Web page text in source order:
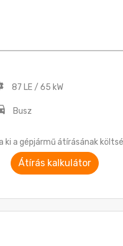
87 LE / 65 kW
Busz
ki a gépjármű átírásának
Átírás kalkulátor